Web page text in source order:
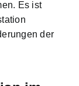
Es ist
der